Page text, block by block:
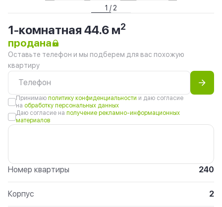
1 / 2
1-комнатная 44.6 м2
продана
Оставьте телефон и мы подберем для вас похожую
квартиру
Принимаю политику конфиденциальности и даю согласие
на обработку персональных данных
Даю согласие на получение рекламно-информационных
материалов
Номер квартиры 240
Корпус 2